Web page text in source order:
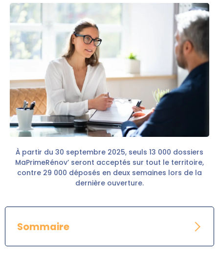
À partir du 30 septembre 2025, seuls 13 000 dossiers
MaPrimeRénov’ seront acceptés sur tout le territoire,
contre 29 000 déposés en deux semaines lors de la
dernière ouverture.
Sommaire